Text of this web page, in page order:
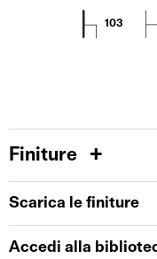
103
Finiture
Scarica le finiture
Accedi alla